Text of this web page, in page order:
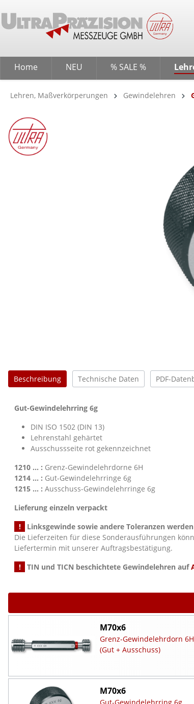
Zur Hauptnavigation springen
Home NEU % SALE %
Lehren, Maßverkörperungen Gewindelehren
Bildergalerie überspringen
Beschreibung Technische Daten PDF-
Gut-Gewindelehrring 6g
DIN ISO 1502 (DIN 13)
Lehrenstahl gehärtet
Ausschussseite rot gekennzeichnet
1210 ... : Grenz-Gewindelehrdorne 6H
1214 ... : Gut-Gewindelehrringe 6g
1215 ... : Ausschuss-Gewindelehrringe 6g
Lieferung einzeln verpackt
!
Linksgewinde sowie andere Toleranzen
Die Lieferzeiten für diese Sonderausführungen
Liefertermin mit unserer Auftragsbestätigung.
!
TIN und TICN beschichtete Gewindelehren auf
M70x6
Grenz-Gewindelehrdorn 6H
(Gut + Ausschuss)
M70x6